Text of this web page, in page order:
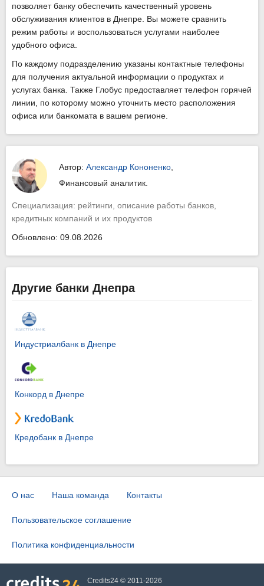
позволяет банку обеспечить качественный уровень
обслуживания клиентов в Днепре. Вы можете сравнить
режим работы и воспользоваться услугами наиболее
удобного офиса.
По каждому подразделению указаны контактные телефоны
для получения актуальной информации о продуктах и
услугах банка. Также Глобус предоставляет телефон горячей
линии, по которому можно уточнить место расположения
офиса или банкомата в вашем регионе.
Автор: Александр Кононенко
Финансовый аналитик.
Специализация: рейтинги, описание работы банков,
кредитных компаний и их продуктов
Обновлено: 09.08.2026
Другие банки Днепра
Индустриалбанк в Днепре
Конкорд в Днепре
Кредобанк в Днепре
О нас Наша команда Контакты
Пользовательское соглашение
Политика конфиденциальности
Credits24 © 2011-2026